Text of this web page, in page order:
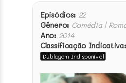
Episódios: 22
Gênero: Comédia |
Ano: 2014
Classificação Indicativa:
Dublagem Indisponível